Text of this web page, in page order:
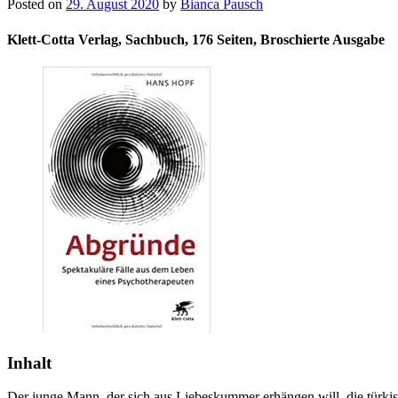
Posted on 29. August 2020 by Bianca Pausch
Klett-Cotta Verlag, Sachbuch, 176 Seiten, Broschierte Ausgabe
Inhalt